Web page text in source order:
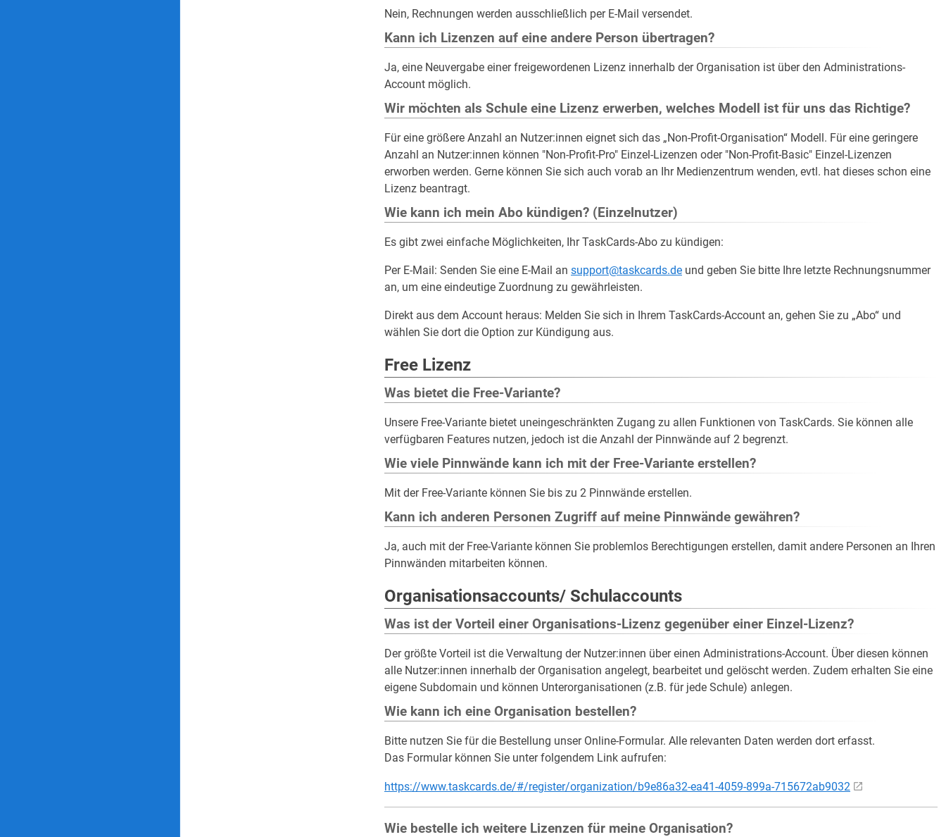
Nein, Rechnungen werden ausschließlich per E-Mail versendet.
Kann ich Lizenzen auf eine andere Person übertragen?
Ja, eine Neuvergabe einer freigewordenen Lizenz innerhalb der Organisation ist über den Administrations-
Account möglich.
Wir möchten als Schule eine Lizenz erwerben, welches Modell ist für uns das Richtige?
Für eine größere Anzahl an Nutzer:innen eignet sich das „Non-Profit-Organisation“ Modell. Für eine geringere
Anzahl an Nutzer:innen können "Non-Profit-Pro" Einzel-Lizenzen oder "Non-Profit-Basic" Einzel-Lizenzen
erworben werden. Gerne können Sie sich auch vorab an Ihr Medienzentrum wenden, evtl. hat dieses schon eine
Lizenz beantragt.
Wie kann ich mein Abo kündigen? (Einzelnutzer)
Es gibt zwei einfache Möglichkeiten, Ihr TaskCards-Abo zu kündigen:
Per E-Mail: Senden Sie eine E-Mail an support@taskcards.de und geben Sie bitte Ihre letzte Rechnungsnummer
an, um eine eindeutige Zuordnung zu gewährleisten.
Direkt aus dem Account heraus: Melden Sie sich in Ihrem TaskCards-Account an, gehen Sie zu „Abo“ und
wählen Sie dort die Option zur Kündigung aus.
Free Lizenz
Was bietet die Free-Variante?
Unsere Free-Variante bietet uneingeschränkten Zugang zu allen Funktionen von TaskCards. Sie können alle
verfügbaren Features nutzen, jedoch ist die Anzahl der Pinnwände auf 2 begrenzt.
Wie viele Pinnwände kann ich mit der Free-Variante erstellen?
Mit der Free-Variante können Sie bis zu 2 Pinnwände erstellen.
Kann ich anderen Personen Zugriff auf meine Pinnwände gewähren?
Ja, auch mit der Free-Variante können Sie problemlos Berechtigungen erstellen, damit andere Personen an Ihren
Pinnwänden mitarbeiten können.
Organisationsaccounts/ Schulaccounts
Was ist der Vorteil einer Organisations-Lizenz gegenüber einer Einzel-Lizenz?
Der größte Vorteil ist die Verwaltung der Nutzer:innen über einen Administrations-Account. Über diesen können
alle Nutzer:innen innerhalb der Organisation angelegt, bearbeitet und gelöscht werden. Zudem erhalten Sie eine
eigene Subdomain und können Unterorganisationen (z.B. für jede Schule) anlegen.
Wie kann ich eine Organisation bestellen?
Bitte nutzen Sie für die Bestellung unser Online-Formular. Alle relevanten Daten werden dort erfasst.
Das Formular können Sie unter folgendem Link aufrufen:
https://www.taskcards.de/#/register/organization/b9e86a32-ea41-4059-899a-715672ab9032
Wie bestelle ich weitere Lizenzen für meine Organisation?